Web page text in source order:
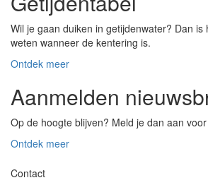
Wil je gaan duiken in getijdenwater? Dan is
weten wanneer de kentering is.
Ontdek meer
Aanmelden
Op de hoogte blijven? Meld je dan aan
Ontdek meer
Contact